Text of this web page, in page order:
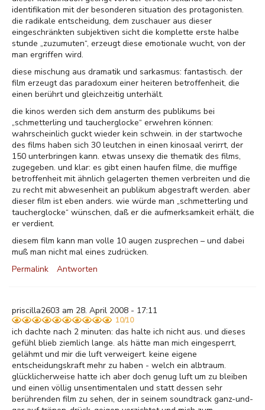
identifikation mit der besonderen situation des protagonisten.
die radikale entscheidung, dem zuschauer aus dieser
eingeschränkten subjektiven sicht die komplette erste halbe
stunde „zuzumuten“, erzeugt diese emotionale wucht, von der
man ergriffen wird.
diese mischung aus dramatik und sarkasmus: fantastisch. der
film erzeugt das paradoxum einer heiteren betroffenheit, die
einen berührt und gleichzeitig unterhält.
die kinos werden sich dem ansturm des publikums bei
„schmetterling und taucherglocke“ erwehren können:
wahrscheinlich guckt wieder kein schwein. in der startwoche
des films haben sich 30 leutchen in einen kinosaal verirrt, der
150 unterbringen kann. etwas unsexy die thematik des films,
zugegeben. und klar: es gibt einen haufen filme, die muffige
betroffenheit mit ähnlich gelagerten themen verbreiten und die
zu recht mit abwesenheit an publikum abgestraft werden. aber
dieser film ist eben anders. wie würde man „schmetterling und
taucherglocke“ wünschen, daß er die aufmerksamkeit erhält, die
er verdient.
diesem film kann man volle 10 augen zusprechen – und dabei
muß man nicht mal eines zudrücken.
Permalink
Antworten
priscilla2603 am 28. April 2008 - 17:11
10/10
ich dachte nach 2 minuten: das halte ich nicht aus. und dieses
gefühl blieb ziemlich lange. als hätte man mich eingesperrt,
gelähmt und mir die luft verweigert. keine eigene
entscheidungskraft mehr zu haben - welch ein albtraum.
glücklicherweise hatte ich aber doch genug luft um zu bleiben
und einen völlig unsentimentalen und statt dessen sehr
berührenden film zu sehen, der in seinem soundtrack ganz-und-